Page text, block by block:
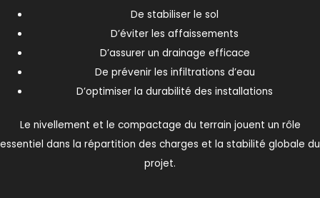
De stabiliser le sol
D’éviter les affaissements
D’assurer un drainage efficace
De prévenir les infiltrations d’eau
D’optimiser la durabilité des installations
Le nivellement et le compactage du terrain jouent un rôle
essentiel dans la répartition des charges et la stabilité globale du
projet.